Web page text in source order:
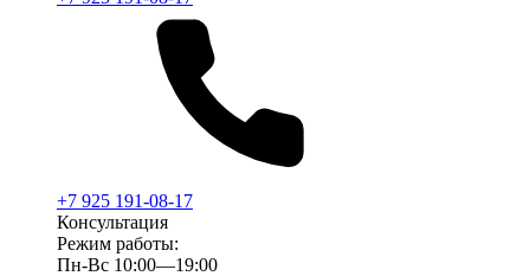
+7 925 191-08-17
Консультация
Режим работы:
Пн-Вс 10:00—19:00